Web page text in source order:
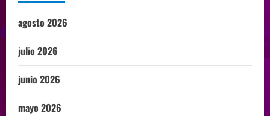
agosto 2026
julio 2026
junio 2026
mayo 2026